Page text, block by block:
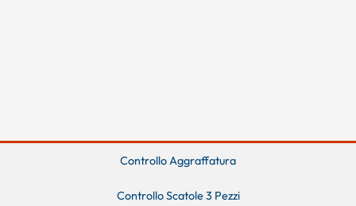
Controllo Aggraffatura
Controllo Scatole 3 Pezzi